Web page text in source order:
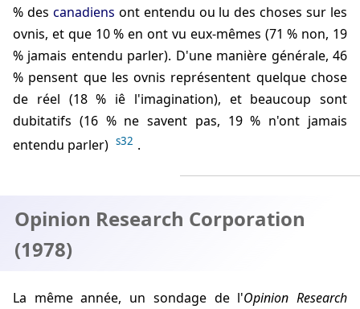
% des canadiens ont entendu ou lu des choses sur les
ovnis, et que 10 % en ont vu eux-mêmes (71 % non, 19
% jamais entendu parler). D'une manière générale, 46
% pensent que les ovnis représentent quelque chose
de réel (18 % iê l'imagination), et beaucoup sont
dubitatifs (16 % ne savent pas, 19 % n'ont jamais
entendu parler) s32 .
Opinion Research Corporation
(1978)
La même année, un sondage de l'Opinion Research